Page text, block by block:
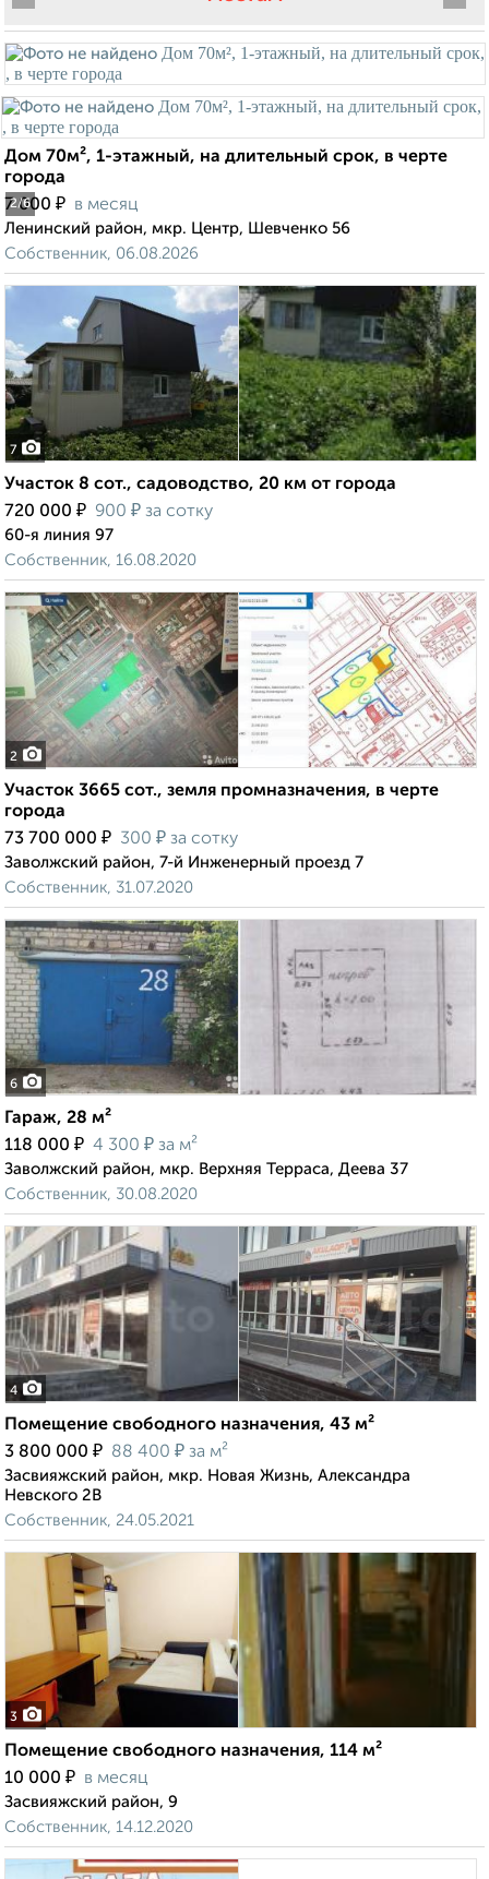
2/6
Дом 70м², 1-этажный, на длительный срок, в черте
города
7 000 ₽ в месяц
Ленинский район, мкр. Центр, Шевченко 56
Собственник, 06.08.2026
7
Участок 8 сот., садоводство, 20 км от города
720 000 ₽ 900 ₽ за сотку
60-я линия 97
Собственник, 16.08.2020
2
Участок 3665 сот., земля промназначения, в черте
города
73 700 000 ₽ 300 ₽ за сотку
Заволжский район, 7-й Инженерный проезд 7
Собственник, 31.07.2020
6
Гараж, 28 м²
118 000 ₽ 4 300 ₽ за м²
Заволжский район, мкр. Верхняя Терраса, Деева 37
Собственник, 30.08.2020
4
Помещение свободного назначения, 43 м²
3 800 000 ₽ 88 400 ₽ за м²
Засвияжский район, мкр. Новая Жизнь, Александра
Невского 2В
Собственник, 24.05.2021
3
Помещение свободного назначения, 114 м²
10 000 ₽ в месяц
Засвияжский район, 9
Собственник, 14.12.2020